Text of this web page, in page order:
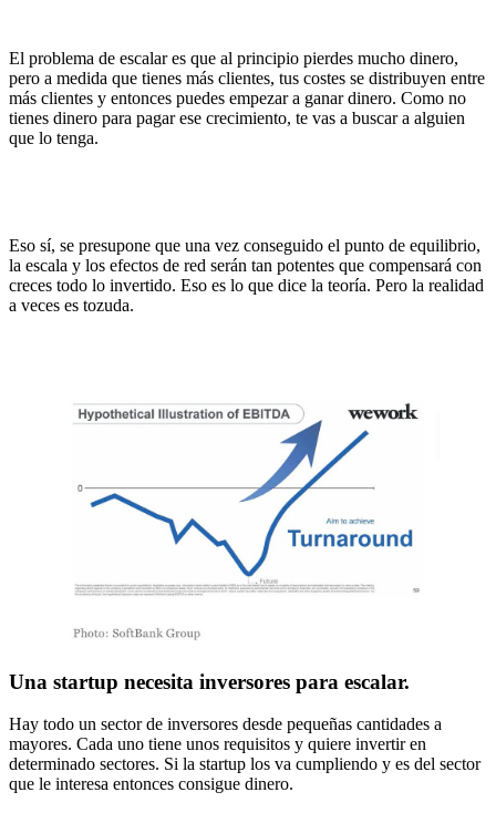
El problema de escalar es que al principio pierdes mucho dinero,
pero a medida que tienes más clientes, tus costes se distribuyen entre
más clientes y entonces puedes empezar a ganar dinero. Como no
tienes dinero para pagar ese crecimiento, te vas a buscar a alguien
que lo tenga.
Eso sí, se presupone que una vez conseguido el punto de equilibrio,
la escala y los efectos de red serán tan potentes que compensará con
creces todo lo invertido. Eso es lo que dice la teoría. Pero la realidad
a veces es tozuda.
Una startup necesita inversores para escalar.
Hay todo un sector de inversores desde pequeñas cantidades a
mayores. Cada uno tiene unos requisitos y quiere invertir en
determinado sectores. Si la startup los va cumpliendo y es del sector
que le interesa entonces consigue dinero.